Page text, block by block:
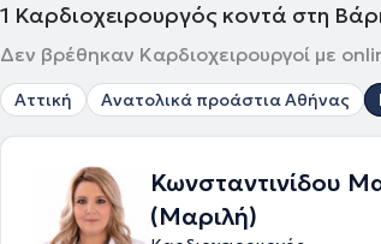
1 Καρδιοχειρουργός κοντά στη
Δεν βρέθηκαν Καρδιοχειρουργοί με
Αττική Ανατολικά προάστια Αθήνας
Κωνσταντινίδου
(Μαριλή)